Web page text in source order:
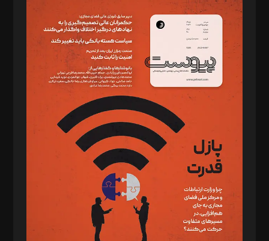
سردبیر: مهرک محمودی
دبیر تحریریه: میثم قاسمی
د‌بیر ناداستان: سمانه سمیع
د‌بیر خدمت و تجارت: ابوالفضل رجبی
د‌بیر حقوق فناوری: حسام‌الدین ایپکچی
د‌بیر پیوست جهان: مینا پاکدل
د‌بیر تحریریه آنلاین: بابک نقاش
تحریریه‌: مجتبی محمود‌ی، آرش برهمند، یسنا امان‌پور، سروش کرمیان،
مصطفی مسجدی آرانی، ابوالفضل رجبی، زهرا فکرانه، فائزه فتحی
رستمی،مصطفی باستان
ویرایش: نگار استاد‌‌آقا
طراح یونیفرم: مجید توکلی
فیلمبرداری و عکاسی: امیر شفیعی، مانی لطفی زاده
گرافیک و صفحه‌آرایی: سید‌سبحان‌علی ثابت